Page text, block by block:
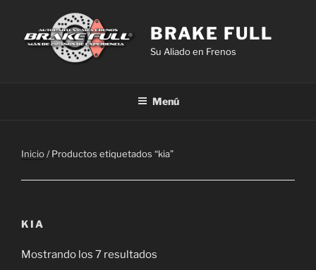
contenido
BRAKE FULL
Su Aliado en Frenos
Menú
Inicio/ Productos etiquetados “kia”
KIA
Mostrando los 7 resultados